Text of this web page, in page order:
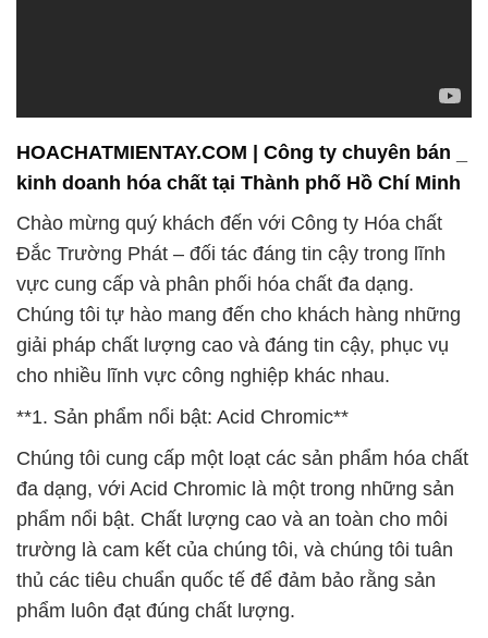
Chào mừng quý khách đến với Công ty Hóa chất
Đắc Trường Phát – đối tác đáng tin cậy trong lĩnh
vực cung cấp và phân phối hóa chất đa dạng.
Chúng tôi tự hào mang đến cho khách hàng những
giải pháp chất lượng cao và đáng tin cậy, phục vụ
cho nhiều lĩnh vực công nghiệp khác nhau.
**1. Sản phẩm nổi bật: Acid Chromic**
Chúng tôi cung cấp một loạt các sản phẩm hóa chất
đa dạng, với Acid Chromic là một trong những sản
phẩm nổi bật. Chất lượng cao và an toàn cho môi
trường là cam kết của chúng tôi, và chúng tôi tuân
thủ các tiêu chuẩn quốc tế để đảm bảo rằng sản
phẩm luôn đạt đúng chất lượng.
**2. Cam kết và chất lượng phục vụ:**
Chúng tôi cam kết luôn đồng hành cùng khách hàng
trong sự phát triển và thành công của họ. Đội ngũ
nhân viên chuyên nghiệp và thân thiện của chúng